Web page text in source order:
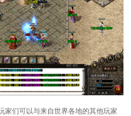
家们可以与来自世界各地的其他玩家